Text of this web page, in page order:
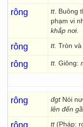
rông tt. Buông
phạm vi
khắp nơi.
rông tt. Tròn
rông tt. Giông:
rông đgt Nói
lên đến
rông tt (Pháp: